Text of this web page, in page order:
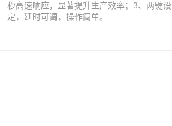
秒高速响应，显著提升生产效率；3、两键设
定，延时可调，操作简单。